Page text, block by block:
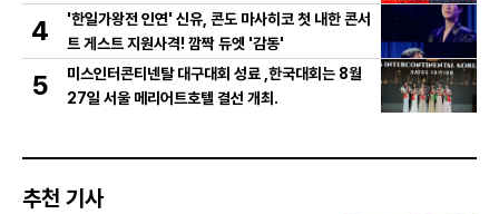
총출동! 댄스 본능 깨운다!
4
'한일가왕전 인연' 신유, 콘도 마사히코 첫 내한 콘서
트 게스트 지원사격! 깜짝 듀엣 '감동'
5
미스인터콘티넨탈 대구대회 성료 ,한국대회는 8월
27일 서울 메리어트호텔 결선 개최.
추천 기사